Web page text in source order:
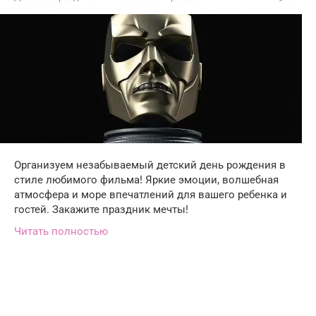
Организуем незабываемый детский день рождения в
стиле любимого фильма! Яркие эмоции, волшебная
атмосфера и море впечатлений для вашего ребенка и
гостей. Закажите праздник мечты!
Читать полностью